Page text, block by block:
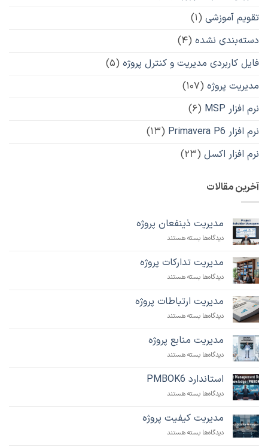
تقویم آموزشی (۱)
دسته‌بندی نشده (۴)
فایل کاربردی مدیریت و کنترل پروژه (۵)
مدیریت پروژه (۱۰۷)
نرم افزار MSP
(۶)
نرم افزار Primavera P6
(۱۳)
نرم افزار اکسل (۲۳)
آخرین مقالات
مدیریت ذینفعان پروژه
دیدگاه‌ها برای
ذینفعان
پروژه
بسته هستند
مدیریت تدارکات پروژه
دیدگاه‌ها برای
تدارکات
پروژه
بسته هستند
مدیریت ارتباطات پروژه
دیدگاه‌ها برای
ارتباطات
پروژه
بسته هستند
مدیریت منابع پروژه
دیدگاه‌ها برای
منابع
پروژه
بسته هستند
استاندارد PMBOK6
دیدگاه‌ها برای
PMBOK6
بسته هستند
مدیریت کیفیت پروژه
دیدگاه‌ها برای
بسته هستند